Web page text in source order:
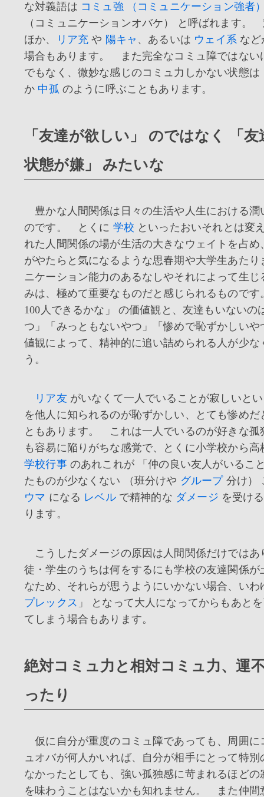
な対義語は コミュ強 （コミュニケーション強者
（コミュニケーションオバケ） と呼ばれます。
ほか、
リア充 や 陽キャ 、あるいは ウェイ系など
場合もあります。 また完全なコミュ障ではない
でもなく、微妙な感じのコミュ力しかない状態は
か 中孤 のように呼ぶこともあります。
「友達が欲しい」 のではなく 「
状態が嫌」 みたいな
豊かな人間関係は日々の生活や人生における潤
のです。 とくに 学校 といったおいそれとは変
れた人間関係の場が生活の大きなウェイトを占め
がやたらと気になるような思春期や大学生あたり
ニケーション能力のあるなしやそれによって生じ
みは、極めて重要なものだと感じられるもので
100人できるかな」 の価値観と、友達もいないの
つ」「みっともないやつ」「惨めで恥ずかしいや
値観によって、精神的に追い詰められる人が少な
う。
リア友 がいなくて一人でいることが寂しいと
を他人に知られるのが恥ずかしい、とても惨めだ
ともあります。 これは一人でいるのが好きな孤
も容易に陥りがちな感覚で、とくに小学校から高
学校行事のあれこれが 「仲の良い友人がいるこ
たものが少なくない （班分けや グループ分け）
ウマ になる レベルで精神的な ダメージ を受け
ります。
こうしたダメージの原因は人間関係だけではあ
徒・学生のうちは何をするにも学校の友達関係が
なため、それらが思うようにいかない場合、いわ
プレックス 」 となって大人になってからもあと
てしまう場合もあります。
絶対コミュ力と相対コミュ力、運
ったり
仮に自分が重度のコミュ障であっても、周囲に
ュオバが何人かいれば、自分が相手にとって特別
なかったとしても、強い孤独感に苛まれるほどの
を味わうことはないかも知れません。 また仲間